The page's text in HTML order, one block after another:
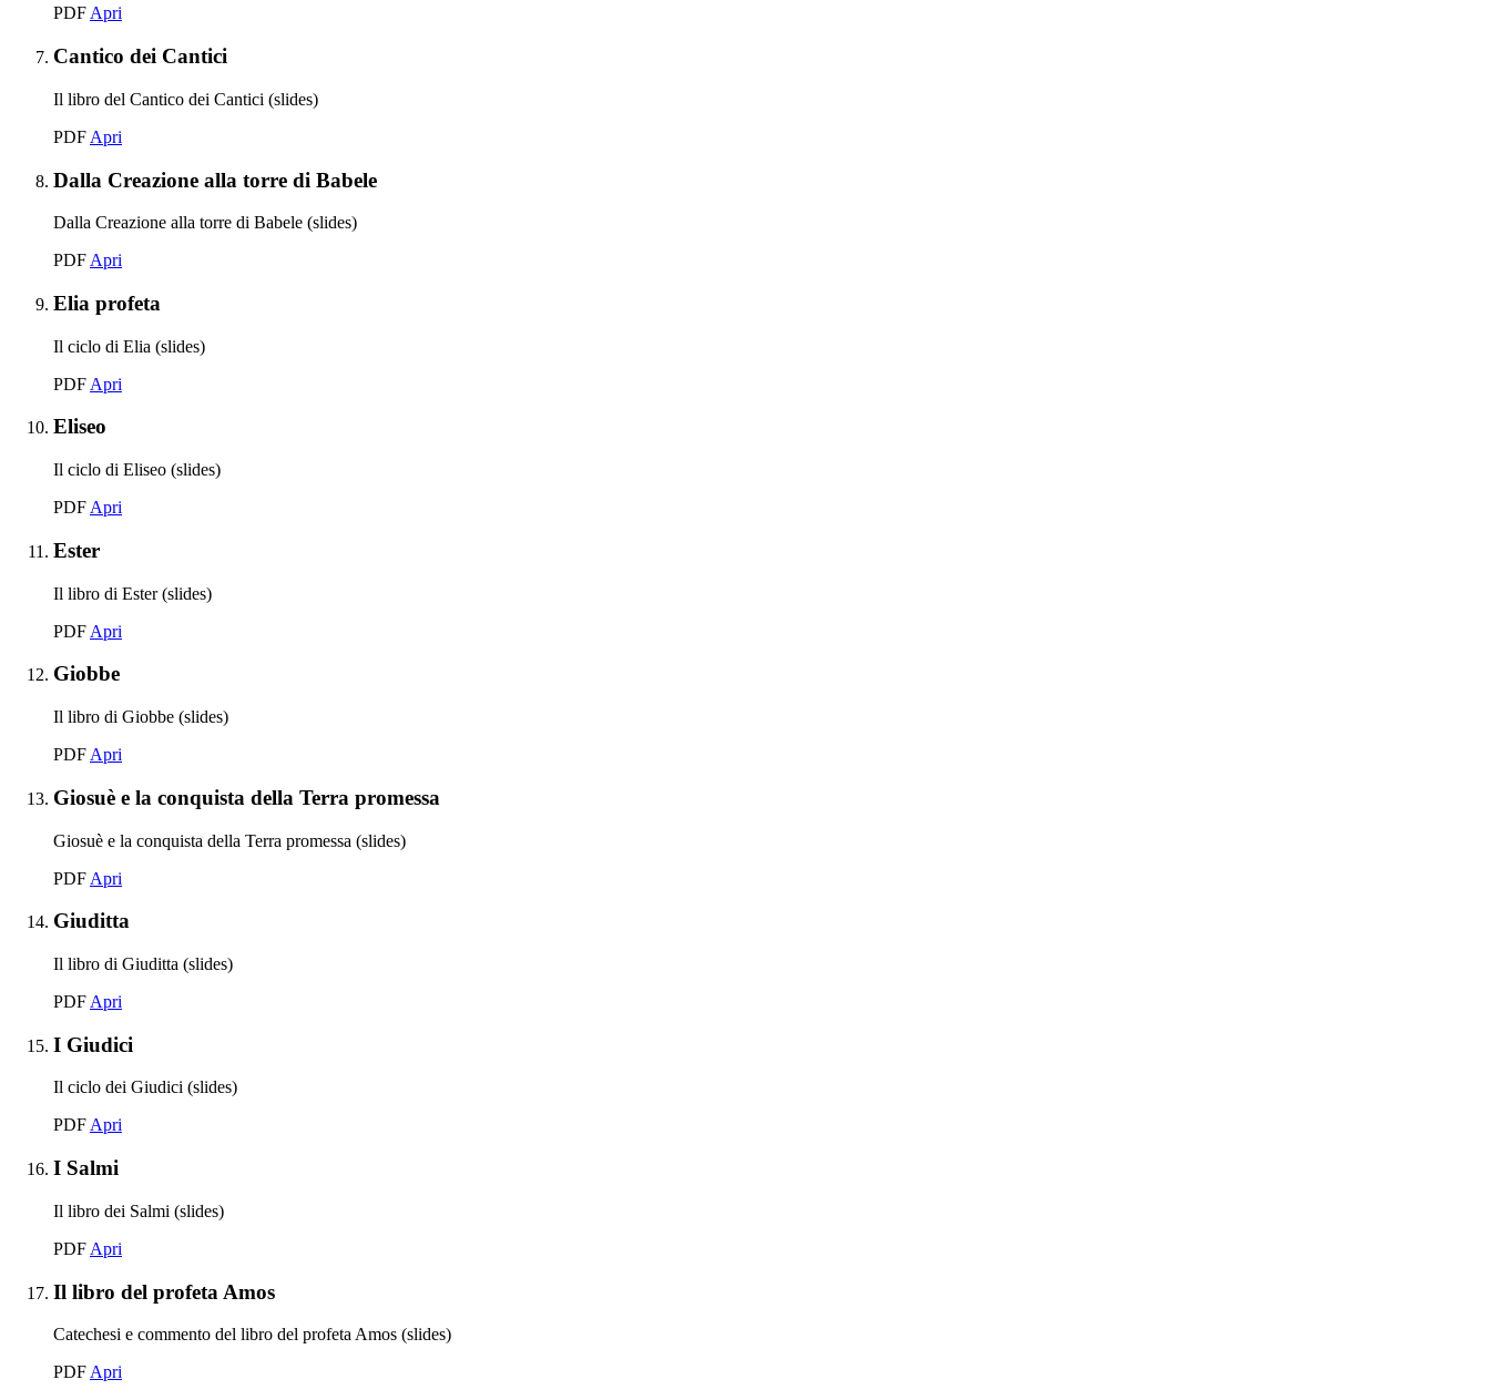
PDFApri
Elemento 7:
Cantico dei Cantici
Il libro del Cantico dei Cantici (slides)
PDF Apri
Elemento 8:
Dalla Creazione alla torre di Babele
Dalla Creazione alla torre di Babele (slides)
PDF Apri
Elemento 9:
Elia profeta
Il ciclo di Elia (slides)
PDF Apri
Elemento 10:
Eliseo
Il ciclo di Eliseo (slides)
PDF Apri
Elemento 11:
Ester
Il libro di Ester (slides)
PDF Apri
Elemento 12:
Giobbe
Il libro di Giobbe (slides)
PDF Apri
Elemento 13:
Giosuè e la conquista della Terra promessa
Giosuè e la conquista della Terra promessa (slides)
PDF Apri
Elemento 14:
Giuditta
Il libro di Giuditta (slides)
PDF Apri
Elemento 15:
I Giudici
Il ciclo dei Giudici (slides)
PDF Apri
Elemento 16:
I Salmi
Il libro dei Salmi (slides)
PDF Apri
Elemento 17:
Il libro del profeta Amos
Catechesi e commento del libro del profeta Amos (slides)
PDF Apri